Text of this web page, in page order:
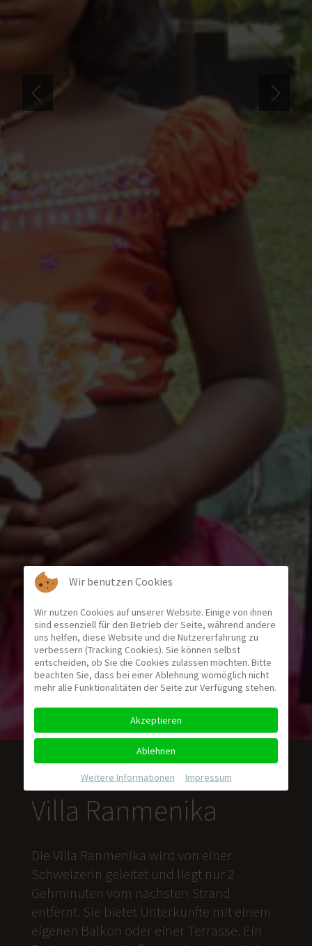
Villa Ranmenika
Die Villa Ranmenika wird von einer
Schweizerin geleitet und liegt nur 2
Gehminuten vom nächsten Strand
entfernt. Sie bietet Unterkünfte mit einem
eigenen Balkon oder einer Terrasse. Ein
Wir benutzen Cookies
Wir nutzen Cookies auf unserer Website. Einige von ihnen
sind essenziell für den Betrieb der Seite, während andere
uns helfen, diese Website und die Nutzererfahrung zu
verbessern (Tracking Cookies). Sie können selbst
entscheiden, ob Sie die Cookies zulassen möchten. Bitte
beachten Sie, dass bei einer Ablehnung womöglich nicht
mehr alle Funktionalitäten der Seite zur Verfügung stehen.
Akzeptieren
Ablehnen
Weitere Informationen Impressum